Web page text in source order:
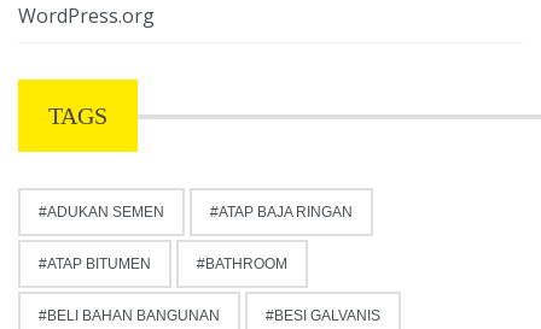
WordPress.org
TAGS
ADUKAN SEMEN ATAP BAJA RINGAN
ATAP BITUMEN BATHROOM
BELI BAHAN BANGUNAN BESI GALVANIS